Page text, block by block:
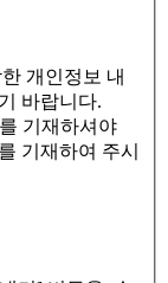
개인정보 내
바랍니다.
기재하셔야
기재하여 주시